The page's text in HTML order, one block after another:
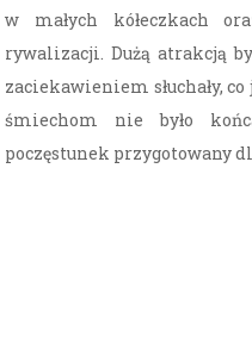
w małych kółeczkach
rywalizacji. Dużą atrakcją
zaciekawieniem słuchały,
śmiechom nie było
poczęstunek przygotowany